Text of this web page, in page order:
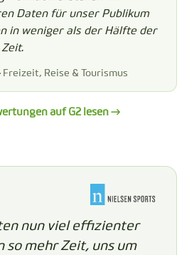
Daten für unser Publikum
in weniger als der Hälfte der
· Freizeit, Reise & Tourismus
auf G2 lesen →
nun viel effizienter
so mehr Zeit, uns um